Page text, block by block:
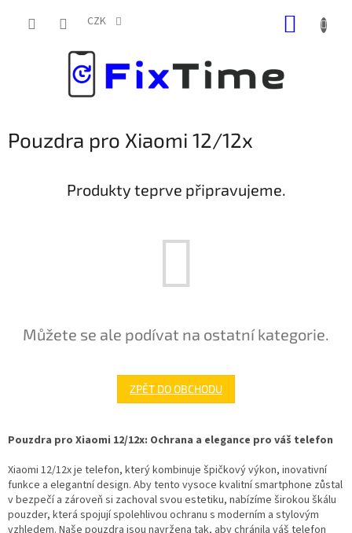
CZK
Pouzdra pro Xiaomi 12/12x
Produkty teprve připravujeme.
Můžete se ale podívat na ostatní kategorie.
ZPĚT DO OBCHODU
Pouzdra pro Xiaomi 12/12x: Ochrana a elegance pro váš telefon
Xiaomi 12/12x je telefon, který kombinuje špičkový výkon, inovativní
funkce a elegantní design. Aby tento vysoce kvalitní smartphone zůstal
v bezpečí a zároveň si zachoval svou estetiku, nabízíme širokou škálu
pouzder, která spojují spolehlivou ochranu s moderním a stylovým